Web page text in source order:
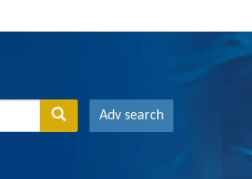
Adv search